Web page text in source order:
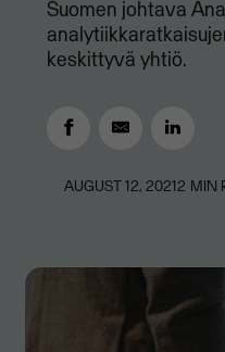
Suomen johtava
keskittyvä yhtiö.
AUGUST 12, 20212 MIN